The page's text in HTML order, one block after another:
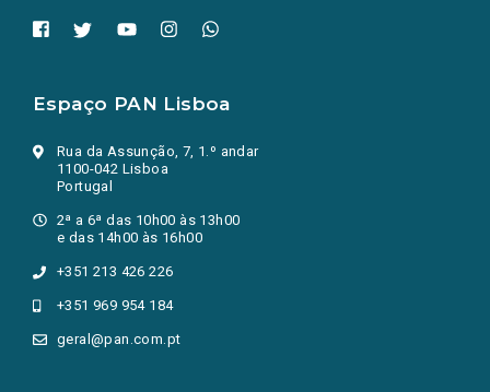
Espaço PAN Lisboa
Rua da Assunção, 7, 1.º andar
1100-042 Lisboa
Portugal
2ª a 6ª das 10h00 às 13h00
e das 14h00 às 16h00
+351 213 426 226
+351 969 954 184
geral@pan.com.pt